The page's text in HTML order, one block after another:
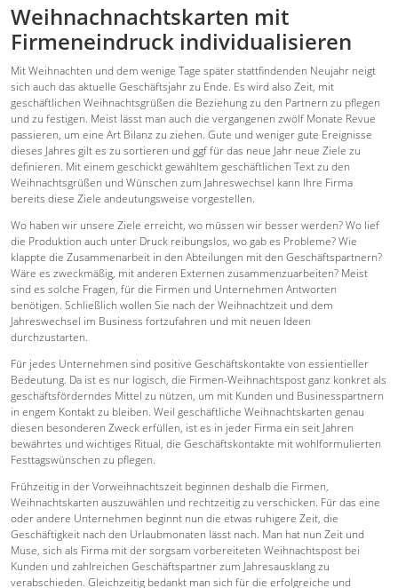
Weihnachnachtskarten mit
Firmeneindruck individualisieren
Mit Weihnachten und dem wenige Tage später stattfindenden Neujahr neigt
sich auch das aktuelle Geschäftsjahr zu Ende. Es wird also Zeit, mit
geschäftlichen Weihnachtsgrüßen die Beziehung zu den Partnern zu pflegen
und zu festigen. Meist lässt man auch die vergangenen zwölf Monate Revue
passieren, um eine Art Bilanz zu ziehen. Gute und weniger gute Ereignisse
dieses Jahres gilt es zu sortieren und ggf für das neue Jahr neue Ziele zu
definieren. Mit einem geschickt gewähltem geschäftlichen Text zu den
Weihnachtsgrüßen und Wünschen zum Jahreswechsel kann Ihre Firma
bereits diese Ziele andeutungsweise vorgestellen.
Wo haben wir unsere Ziele erreicht, wo müssen wir besser werden? Wo lief
die Produktion auch unter Druck reibungslos, wo gab es Probleme? Wie
klappte die Zusammenarbeit in den Abteilungen mit den Geschäftspartnern?
Wäre es zweckmäßig, mit anderen Externen zusammenzuarbeiten? Meist
sind es solche Fragen, für die Firmen und Unternehmen Antworten
benötigen. Schließlich wollen Sie nach der Weihnachtzeit und dem
Jahreswechsel im Business fortzufahren und mit neuen Ideen
durchzustarten.
Für jedes Unternehmen sind positive Geschäftskontakte von essientieller
Bedeutung. Da ist es nur logisch, die Firmen-Weihnachtspost ganz konkret als
geschäftsförderndes Mittel zu nützen, um mit Kunden und Businesspartnern
in engem Kontakt zu bleiben. Weil geschäftliche Weihnachtskarten genau
diesen besonderen Zweck erfüllen, ist es in jeder Firma ein seit Jahren
bewährtes und wichtiges Ritual, die Geschäftskontakte mit wohlformulierten
Festtagswünschen zu pflegen.
Frühzeitig in der Vorweihnachtszeit beginnen deshalb die Firmen,
Weihnachtskarten auszuwählen und rechtzeitig zu verschicken. Für das eine
oder andere Unternehmen beginnt nun die etwas ruhigere Zeit, die
Geschäftigkeit nach den Urlaubmonaten lässt nach. Man hat nun Zeit und
Muse, sich als Firma mit der sorgsam vorbereiteten Weihnachtspost bei
Kunden und zahlreichen Geschäftspartner zum Jahresausklang zu
verabschieden. Gleichzeitig bedankt man sich für die erfolgreiche und